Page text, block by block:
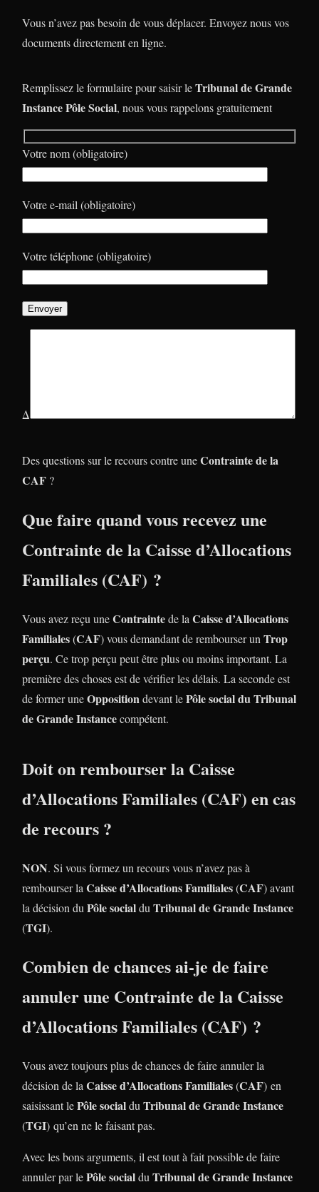
Vous n’avez pas besoin de vous déplacer. Envoyez nous vos
documents directement en ligne.
Remplissez le formulaire pour saisir leTribunal de Grande
Instance Pôle Social, nous vous rappelons gratuitement
Votre nom (obligatoire)
Votre e-mail (obligatoire)
Votre téléphone (obligatoire)
Δ
Des questions sur le recours contre uneContrainte de la
CAF ?
Que faire quand vous recevez une
Contrainte de la Caisse d’Allocations
Familiales (CAF) ?
Vous avez reçu uneContraintede la Caisse d’Allocations
Familiales(CAF) vous demandant de rembourser un Trop
perçu. Ce trop perçu peut être plus ou moins important. La
première des choses est de vérifier les délais. La seconde est
de former uneOppositiondevant lePôle social du Tribunal
de Grande Instancecompétent.
Doit on rembourser la Caisse
d’Allocations Familiales (CAF) en cas
de recours ?
NON. Si vous formez un recours vous n’avez pas à
rembourser la Caisse d’Allocations Familiales(CAF) avant
la décision du Pôle socialdu Tribunal de Grande Instance
(TGI).
Combien de chances ai-je de faire
annuler une Contrainte de la Caisse
d’Allocations Familiales (CAF) ?
Vous avez toujours plus de chances de faire annuler la
décision de laCaisse d’Allocations Familiales(CAF) en
saisissant lePôle socialduTribunal de Grande Instance
(TGI) qu’en ne le faisant pas.
Avec les bons arguments, il est tout à fait possible de faire
annuler par lePôle socialduTribunal de Grande Instance